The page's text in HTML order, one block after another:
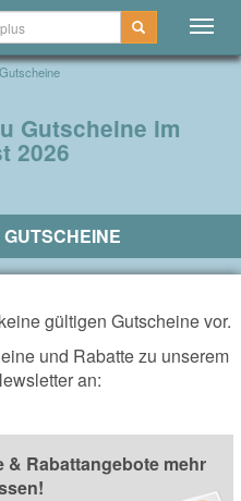
Gutscheine im
2026
gültigen Gutscheine vor.
und Rabatte zu unserem
an:
& Rabattangebote mehr